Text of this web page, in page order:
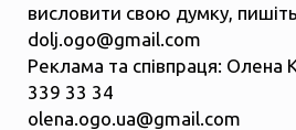
висловити свою думку,
dolj.ogo@gmail.com
Реклама та співпраця: Олена
339 33 34
olena.ogo.ua@gmail.com